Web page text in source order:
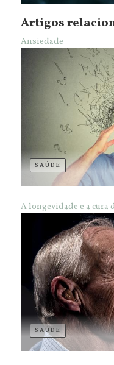
Artigos
Ansiedade
SAÚDE
A longevidade e a cura
SAÚDE